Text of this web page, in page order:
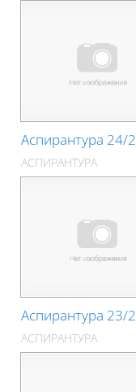
Аспирантура 24/2
АСПИРАНТУРА
Аспирантура 23/2
АСПИРАНТУРА